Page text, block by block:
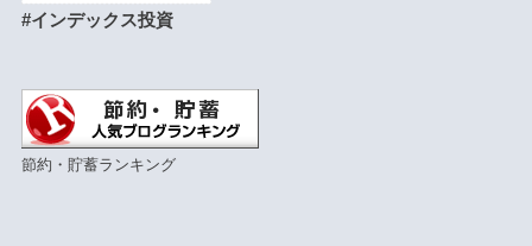
#インデックス投資
節約・貯蓄ランキング